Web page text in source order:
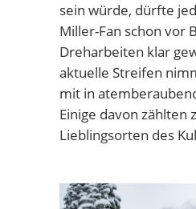
sein würde, dürfte
Miller-Fan schon vor
Dreharbeiten klar
aktuelle Streifen
mit in
Einige davon zählten
Lieblingsorten des